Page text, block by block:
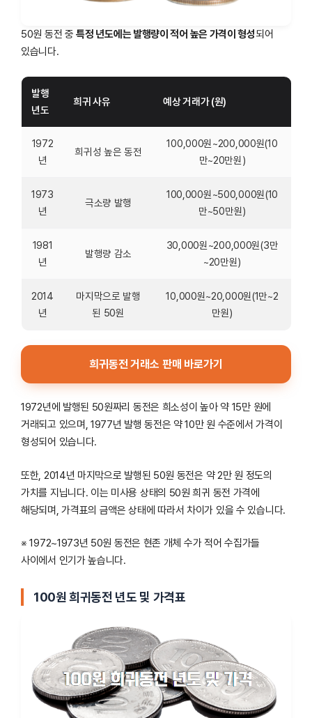
50원 동전 중특정 년도에는 발행량이 적어 높은 가격이 형성되어
있습니다.
발행
년도
희귀 사유 예상 거래가 (원)
1972
년
희귀성 높은 동전
100,000원~200,000원(10
만~20만원)
1973
년
극소량 발행
100,000원~500,000원(10
만~50만원)
1981
년
발행량 감소
30,000원~200,000원(3만
~20만원)
2014
년
마지막으로 발행
된 50원
10,000원~20,000원(1만~2
만원)
희귀동전 거래소 판매 바로가기
1972년에 발행된 50원짜리 동전은 희소성이 높아 약 15만 원에
거래되고 있으며, 1977년 발행 동전은 약 10만 원 수준에서 가격이
형성되어 있습니다.
또한, 2014년 마지막으로 발행된 50원 동전은 약 2만 원 정도의
가치를 지닙니다. 이는 미사용 상태의 50원 희귀 동전 가격에
해당되며, 가격표의 금액은 상태에 따라서 차이가 있을 수 있습니다.
※ 1972~1973년 50원 동전은 현존 개체 수가 적어 수집가들
사이에서 인기가 높습니다.
100원 희귀동전 년도 및 가격표